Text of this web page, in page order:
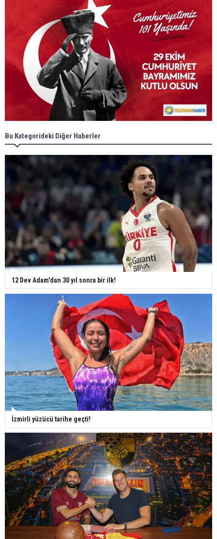
Bu Kategorideki Diğer Haberler
12 Dev Adam'dan 30 yıl sonra bir ilk!
İzmirli yüzücü tarihe geçti!